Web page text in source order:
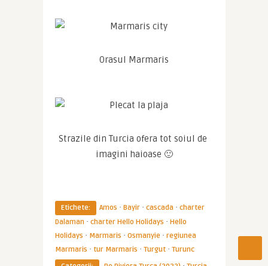
Orasul Marmaris
Strazile din Turcia ofera tot soiul de
imagini haioase 🙂
Etichete: Amos · Bayir· cascada· charter
Dalaman· charter Hello Holidays · Hello
Holidays · Marmaris · Osmanyie· regiunea
Marmaris · tur Marmaris · Turgut· Turunc